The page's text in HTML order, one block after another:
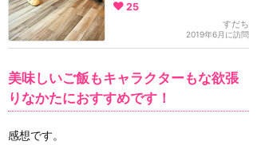
25
すだち
2019年6月に訪問
美味しいご飯もキャラクターもな欲張
りなかたにおすすめです！
感想です。